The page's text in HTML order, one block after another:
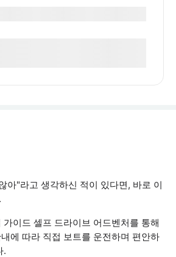
아"라고 생각하신 적이 있다면, 바로 이
가이드 셀프 드라이브 어드벤처를 통해
에 따라 직접 보트를 운전하며 편안하
.